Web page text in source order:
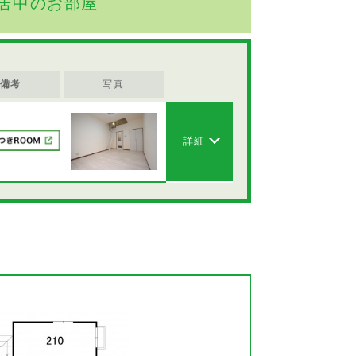
備考 写真
詳細